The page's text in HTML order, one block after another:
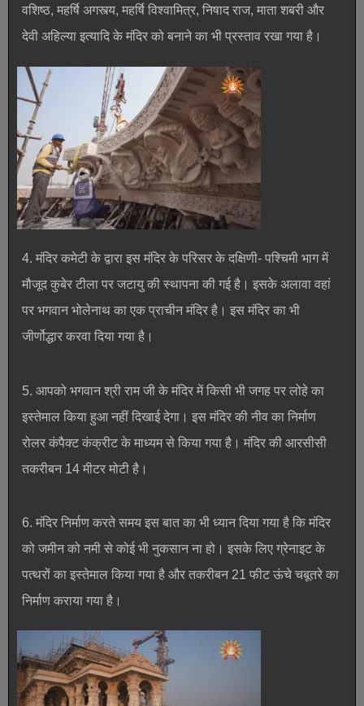
वशिष्ठ, महर्षि अगस्त्य, महर्षि विश्वामित्र, निषाद राज, माता शबरी और
देवी अहिल्या इत्यादि के मंदिर को बनाने का भी प्रस्ताव रखा गया है।
4. मंदिर कमेटी के द्वारा इस मंदिर के परिसर के दक्षिणी- पश्चिमी भाग में
मौजूद कुबेर टीला पर जटायु की स्थापना की गई है। इसके अलावा वहां
पर भगवान भोलेनाथ का एक प्राचीन मंदिर है। इस मंदिर का भी
जीर्णोद्धार करवा दिया गया है।
5. आपको भगवान श्री राम जी के मंदिर में किसी भी जगह पर लोहे का
इस्तेमाल किया हुआ नहीं दिखाई देगा। इस मंदिर की नीव का निर्माण
रोलर कंपैक्ट कंक्रीट के माध्यम से किया गया है। मंदिर की आरसीसी
तकरीबन 14 मीटर मोटी है।
6. मंदिर निर्माण करते समय इस बात का भी ध्यान दिया गया है कि मंदिर
को जमीन को नमी से कोई भी नुकसान ना हो। इसके लिए ग्रेनाइट के
पत्थरों का इस्तेमाल किया गया है और तकरीबन 21 फीट ऊंचे चबूतरे का
निर्माण कराया गया है।